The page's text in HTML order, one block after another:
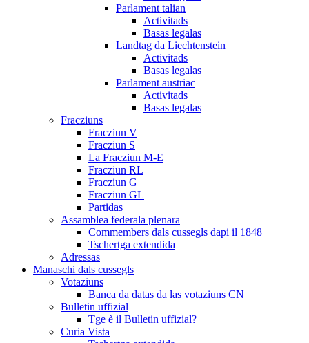
Parlament talian
Activitads
Basas legalas
Landtag da Liechtenstein
Activitads
Basas legalas
Parlament austriac
Activitads
Basas legalas
Fracziuns
Fracziun V
Fracziun S
La Fracziun M-E
Fracziun RL
Fracziun G
Fracziun GL
Partidas
Assamblea federala plenara
Commembers dals cussegls dapi il 1848
Tschertga extendida
Adressas
Manaschi dals cussegls
Votaziuns
Banca da datas da las votaziuns CN
Bulletin uffizial
Tge è il Bulletin uffizial?
Curia Vista